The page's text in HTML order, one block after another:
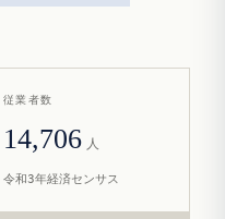
従業者数
14,706 人
令和3年経済センサス